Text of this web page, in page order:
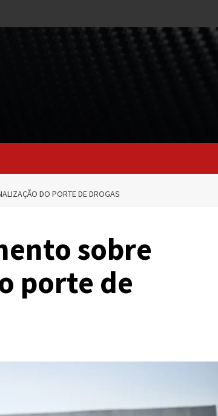
DO PORTE DE DROGAS
sobre
porte de